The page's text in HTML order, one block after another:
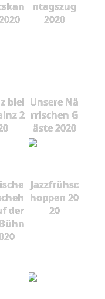
ntagszug
2020
blei
2
Unsere Nä
rrischen G
äste 2020
der
Jazzfrühsc
hoppen 20
20